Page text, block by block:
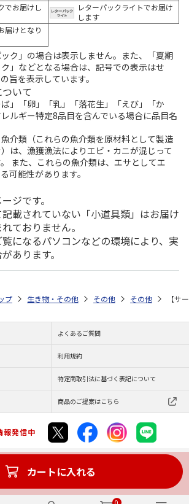
でお届けし
レターパックライトでお届け
します
届けとなり
ク」の場合は表示しません。また、「夏期
」などとなる場合は、記号での表示はせ
旨を表示しています。
いて
」「卵」「乳」「落花生」「えび」「か
ルギー特定8品目を含んでいる場合に品目名
介類（これらの魚介類を原材料として製造
は、漁獲漁法によりエビ・カニが混じって
また、これらの魚介類は、エサとしてエ
可能性があります。
ジです。
載されていない「小道具類」はお届け
ておりません。
になるパソコンなどの環境により、実
あります。
カートに入れる
プ 生き物・その他 その他 その他 【
よくあるご質問
利用規約
特定商取引法に基づく表記について
商品のご提案はこちら
報発信中